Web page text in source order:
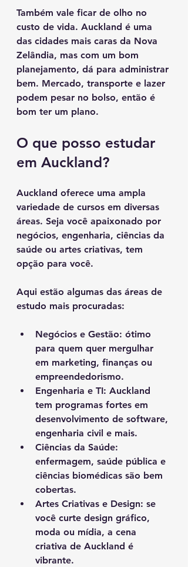
Também vale ficar de olho no
custo de vida. Auckland é uma
das cidades mais caras da Nova
Zelândia, mas com um bom
planejamento, dá para administrar
bem. Mercado, transporte e lazer
podem pesar no bolso, então é
bom ter um plano.
O que posso estudar
em Auckland?
Auckland oferece uma ampla
variedade de cursos em diversas
áreas. Seja você apaixonado por
negócios, engenharia, ciências da
saúde ou artes criativas, tem
opção para você.
Aqui estão algumas das áreas de
estudo mais procuradas:
Negócios e Gestão: ótimo
para quem quer mergulhar
em marketing, finanças ou
empreendedorismo.
Engenharia e TI: Auckland
tem programas fortes em
desenvolvimento de software,
engenharia civil e mais.
Ciências da Saúde:
enfermagem, saúde pública e
ciências biomédicas são bem
cobertas.
Artes Criativas e Design: se
você curte design gráfico,
moda ou mídia, a cena
criativa de Auckland é
vibrante.